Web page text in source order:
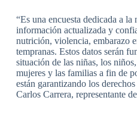
“Es una encuesta dedicada a
información actualizada y
nutrición, violencia, embarazo
tempranas. Estos datos serán
situación de las niñas, los
mujeres y las familias a fin de
están garantizando los
Carlos Carrera, representante